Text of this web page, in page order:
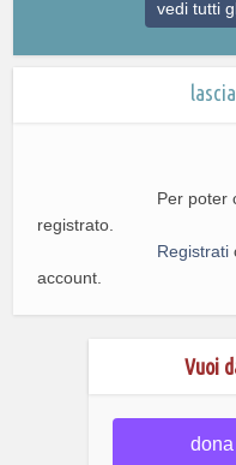
vedi tutti
Per poter
registrato.
Registrati
account.
Vuoi